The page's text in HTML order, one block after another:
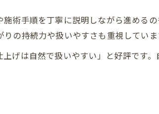
術手順を丁寧に説明しながら進める
の持続力や扱いやすさも重視していま
げは自然で扱いやすい」と好評です